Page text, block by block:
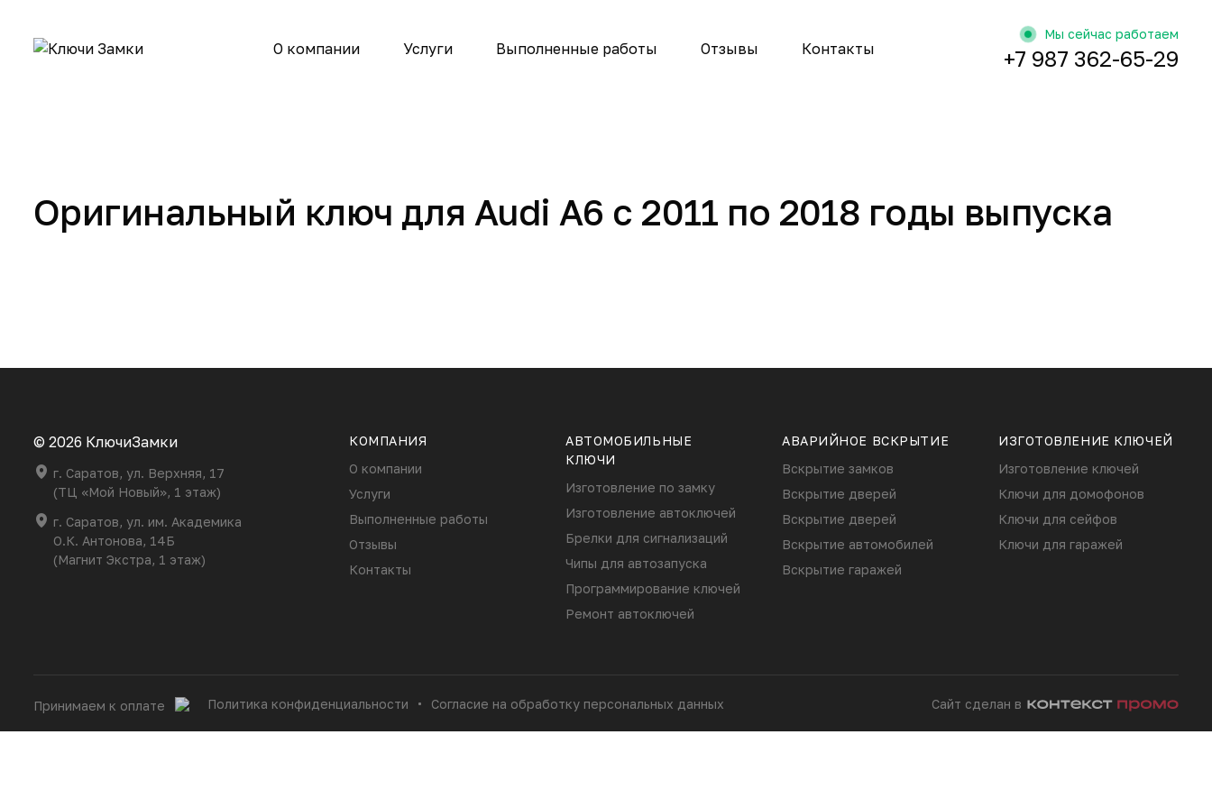
О компании Услуги Выполненные работы Отзывы Контакты
Мы сейчас работаем
+7 987 362-65-29
Оригинальный ключ для Audi A6 с 2011 по 2018 годы выпуска
© 2026 КлючиЗамки
г. Саратов, ул. Верхняя, 17
(ТЦ «Мой Новый», 1 этаж)
г. Саратов, ул. им. Академика
О.К. Антонова, 14Б
(Магнит Экстра, 1 этаж)
КОМПАНИЯ
О компании
Услуги
Выполненные работы
Отзывы
Контакты
АВТОМОБИЛЬНЫЕ
КЛЮЧИ
Изготовление по замку
Изготовление автоключей
Брелки для сигнализаций
Чипы для автозапуска
Программирование ключей
Ремонт автоключей
АВАРИЙНОЕ ВСКРЫТИЕ
Вскрытие замков
Вскрытие дверей
Вскрытие дверей
Вскрытие автомобилей
Вскрытие гаражей
ИЗГОТОВЛЕНИЕ КЛЮЧЕЙ
Изготовление ключей
Ключи для домофонов
Ключи для сейфов
Ключи для гаражей
Принимаем к оплате Политика конфиденциальности Согласие на обработку персональных данных Сайт сделан в